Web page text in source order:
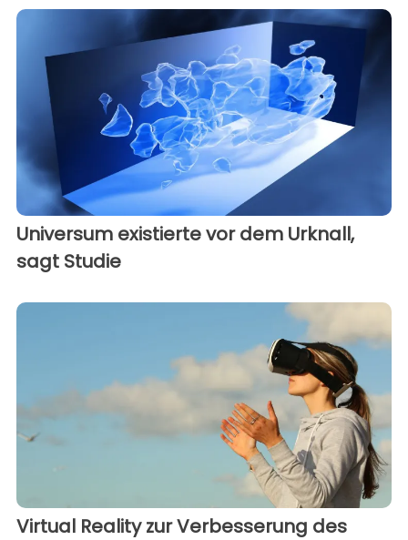
Universum existierte vor dem Urknall,
sagt Studie
Virtual Reality zur Verbesserung des